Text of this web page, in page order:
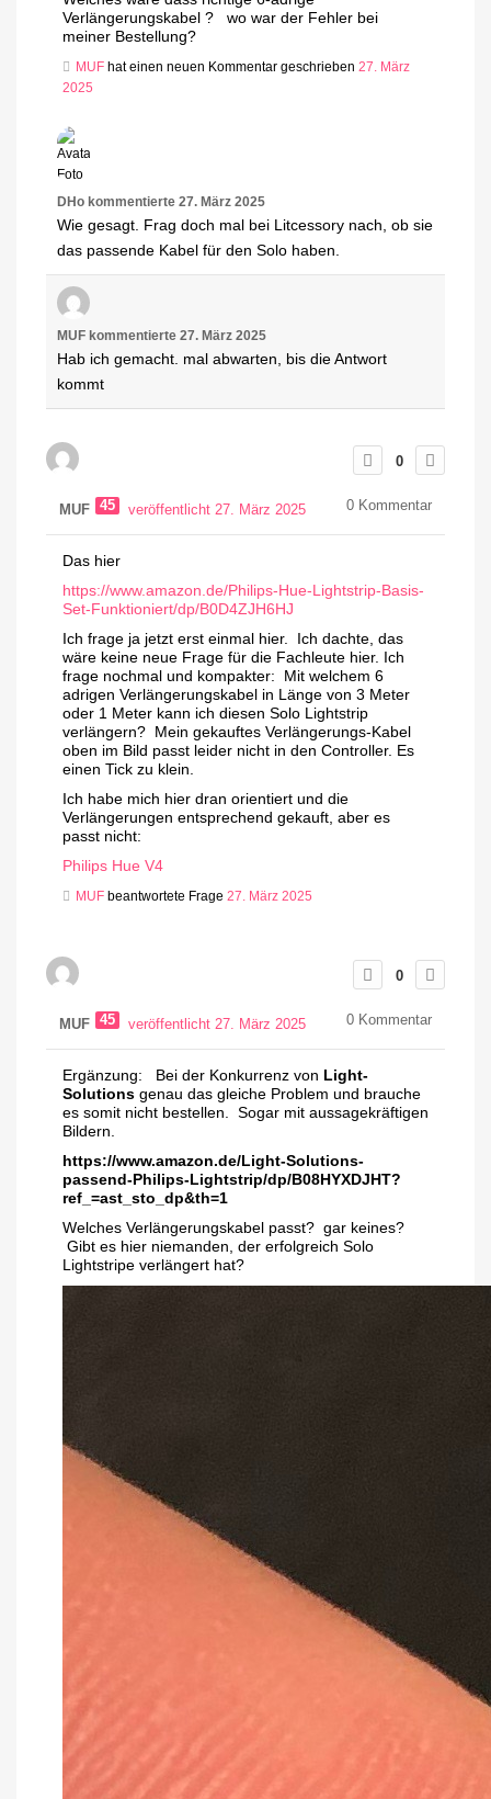
Verlängerungskabel ? wo war der Fehler bei
meiner Bestellung?
MUF hat einen neuen Kommentar geschrieben 27. März
2025
DHo kommentierte 27. März 2025
Wie gesagt. Frag doch mal bei Litcessory nach, ob sie
das passende Kabel für den Solo haben.
MUF kommentierte 27. März 2025
Hab ich gemacht. mal abwarten, bis die Antwort
kommt
0
MUF 45 veröffentlicht 27. März 2025 0 Kommentar
Das hier
https://www.amazon.de/Philips-Hue-Lightstrip-Basis-
Set-Funktioniert/dp/B0D4ZJH6HJ
Ich frage ja jetzt erst einmal hier. Ich dachte, das
wäre keine neue Frage für die Fachleute hier. Ich
frage nochmal und kompakter: Mit welchem 6
adrigen Verlängerungskabel in Länge von 3 Meter
oder 1 Meter kann ich diesen Solo Lightstrip
verlängern? Mein gekauftes Verlängerungs-Kabel
oben im Bild passt leider nicht in den Controller. Es
einen Tick zu klein.
Ich habe mich hier dran orientiert und die
Verlängerungen entsprechend gekauft, aber es
passt nicht:
Philips Hue V4
MUF beantwortete Frage 27. März 2025
0
MUF 45 veröffentlicht 27. März 2025 0 Kommentar
Ergänzung: Bei der Konkurrenz von Light-
Solutions genau das gleiche Problem und brauche
es somit nicht bestellen. Sogar mit aussagekräftigen
Bildern.
https://www.amazon.de/Light-Solutions-
passend-Philips-Lightstrip/dp/B08HYXDJHT?
ref_=ast_sto_dp&th=1
Welches Verlängerungskabel passt? gar keines?
Gibt es hier niemanden, der erfolgreich Solo
Lightstripe verlängert hat?